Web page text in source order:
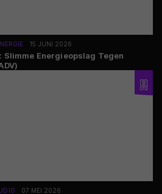
15 JUNI 2026
Slimme Energieopslag Tegen
07 MEI 2026